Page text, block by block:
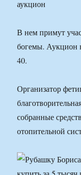
аукцион
В нем примут
богемы. Аукцион
40.
Организатор
собранные
отопительной